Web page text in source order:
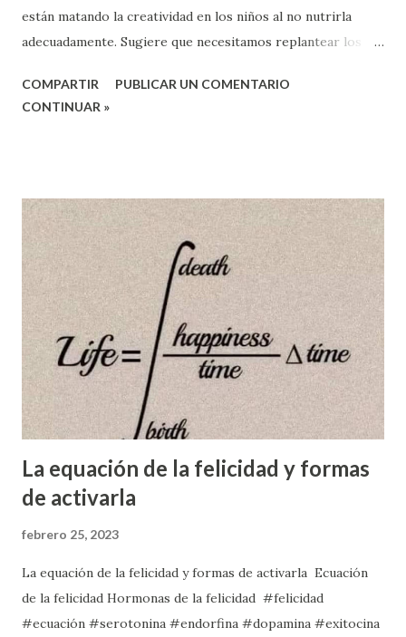
están matando la creatividad en los niños al no nutrirla
adecuadamente. Sugiere que necesitamos replantear los
imaginaciones de los niños no se desperdicien. Robinson
estudiantes pierden su capacidad creativa a medida que
crecen. Propone que los niños deberían ser enseñados a
ser creativos desde la cintura hacia arriba, enfocándose en
sus cabezas en lugar de solo en el conocimiento académico.
Esta metáfora subraya la necesidad de un enfoque educativo
más holístico que valore tanto el pensamiento creativo
como el intelectual. Robinson señala que la educación
pública fue creada en el siglo XIX para satisfac...
COMPARTIR
PUBLICAR UN COMENTARIO
CONTINUAR »
La equación de la felicidad y formas
de activarla
febrero 25, 2023
La equación de la felicidad y formas de activarla Ecuación
de la felicidad Hormonas de la felicidad #felicidad
#ecuación #serotonina #endorfina #dopamina #exitocina